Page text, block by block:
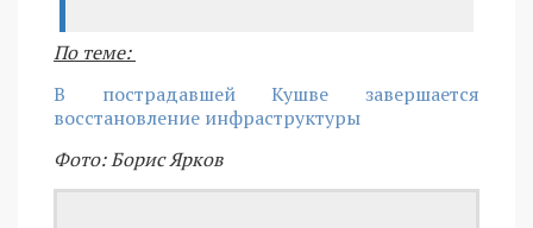
По теме:
В пострадавшей Кушве завершается
восстановление инфраструктуры
Фото: Борис Ярков